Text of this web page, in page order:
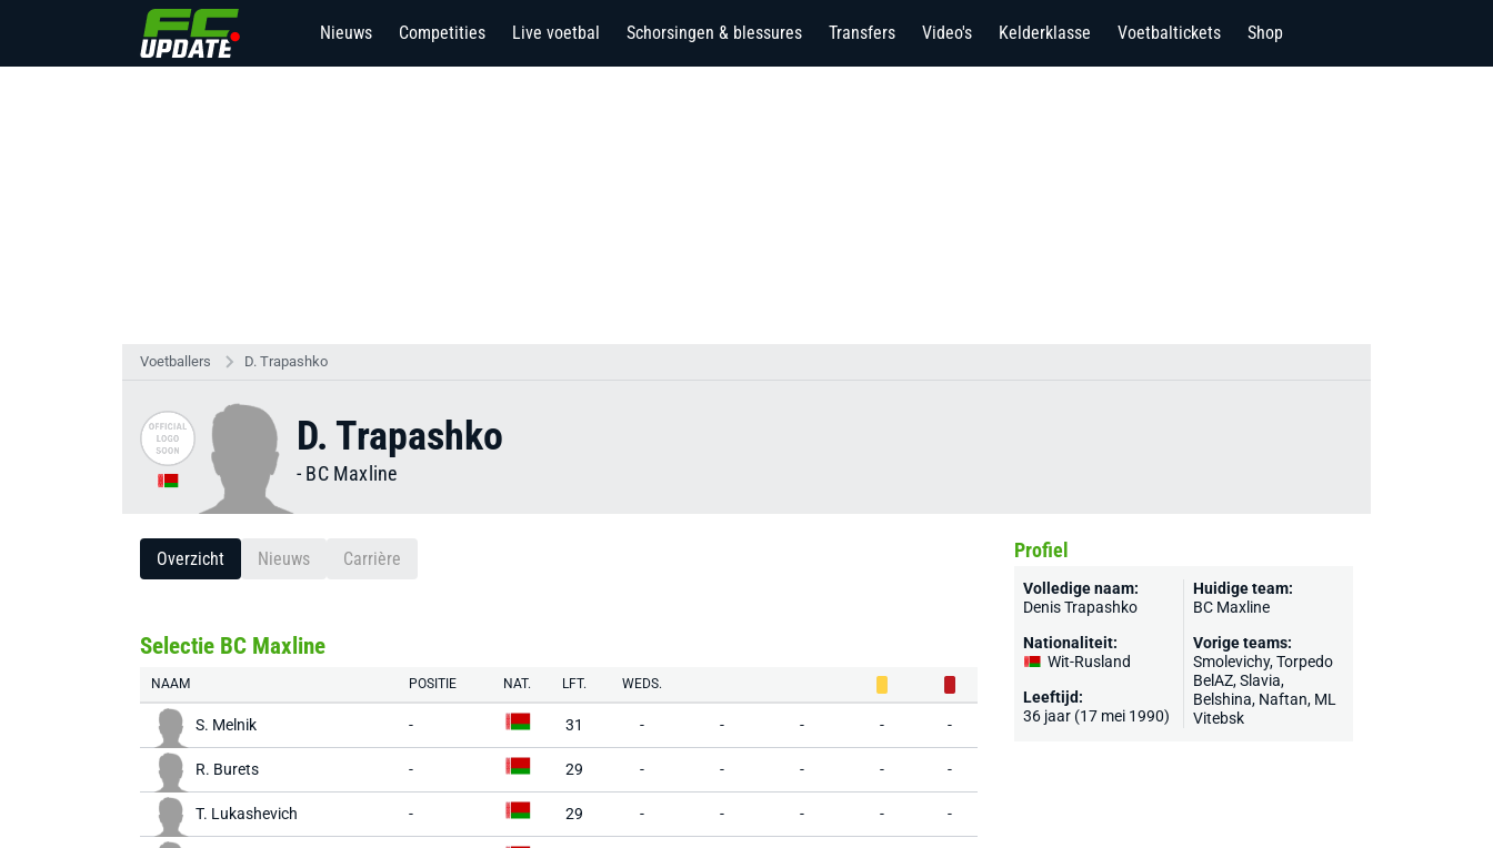
Nieuws Competities Live voetbal Schorsingen & blessures Transfers Video's Kelderklasse Voetbaltickets Shop
Voetballers D. Trapashko
D. Trapashko
- BC Maxline
Overzicht Nieuws Carrière
Selectie BC Maxline
NAAM POSITIE NAT. LFT. WEDS.
S. Melnik - 31 - - - - -
R. Burets - 29 - - - - -
T. Lukashevich - 29 - - - - -
Profiel
Volledige naam:
Denis Trapashko
Nationaliteit:
Wit-Rusland
Leeftijd:
36 jaar (17 mei 1990)
Huidige team:
BC Maxline
Vorige teams:
Smolevichy,Torpedo
BelAZ, Slavia,
Belshina, Naftan, ML
Vitebsk